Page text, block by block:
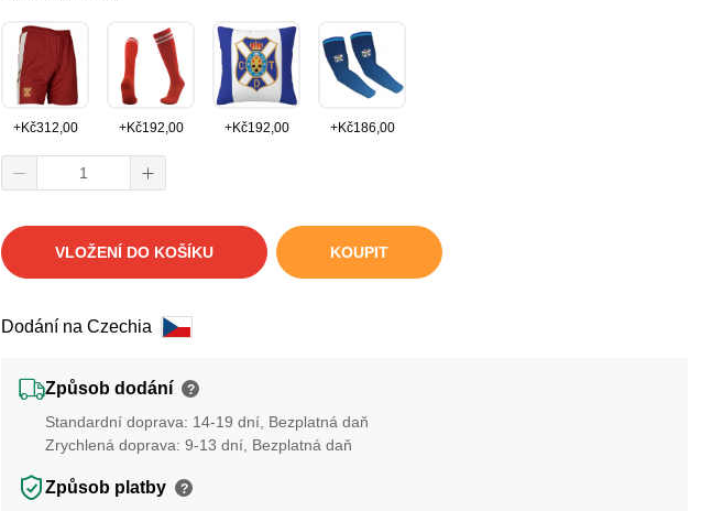
+Kč312,00 +Kč192,00 +Kč192,00 +Kč186,00
VLOŽENÍ DO KOŠÍKU KOUPIT
Dodání na Czechia
Způsob dodání ?
Standardní doprava: 14-19 dní, Bezplatná daň
Zrychlená doprava: 9-13 dní, Bezplatná daň
Způsob platby ?